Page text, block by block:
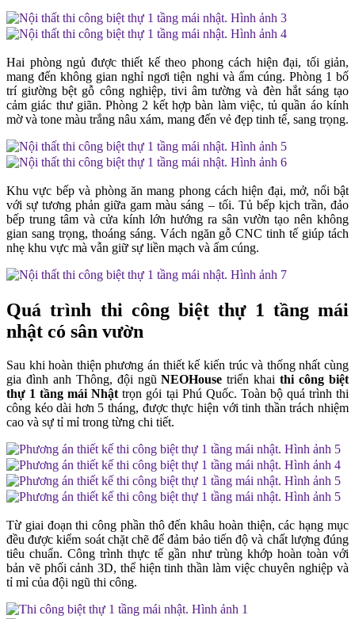
Hai phòng ngủ được thiết kế theo phong cách hiện đại, tối giản,
mang đến không gian nghỉ ngơi tiện nghi và ấm cúng. Phòng 1 bố
trí giường bệt gỗ công nghiệp, tivi âm tường và đèn hắt sáng tạo
cảm giác thư giãn. Phòng 2 kết hợp bàn làm việc, tủ quần áo kính
mờ và tone màu trắng nâu xám, mang đến vẻ đẹp tinh tế, sang trọng.
Khu vực bếp và phòng ăn mang phong cách hiện đại, mở, nổi bật
với sự tương phản giữa gam màu sáng – tối. Tủ bếp kịch trần, đảo
bếp trung tâm và cửa kính lớn hướng ra sân vườn tạo nên không
gian sang trọng, thoáng sáng. Vách ngăn gỗ CNC tinh tế giúp tách
nhẹ khu vực mà vẫn giữ sự liền mạch và ấm cúng.
Quá trình thi công biệt thự 1 tầng mái
nhật có sân vườn
Sau khi hoàn thiện phương án thiết kế kiến trúc và thống nhất cùng
gia đình anh Thông, đội ngũNEOHouse triển khaithi công biệt
thự 1 tầng mái Nhật trọn gói tại Phú Quốc. Toàn bộ quá trình thi
công kéo dài hơn 5 tháng, được thực hiện với tinh thần trách nhiệm
cao và sự tỉ mỉ trong từng chi tiết.
Từ giai đoạn thi công phần thô đến khâu hoàn thiện, các hạng mục
đều được kiểm soát chặt chẽ để đảm bảo tiến độ và chất lượng đúng
tiêu chuẩn. Công trình thực tế gần như trùng khớp hoàn toàn với
bản vẽ phối cảnh 3D, thể hiện tinh thần làm việc chuyên nghiệp và
tỉ mỉ của đội ngũ thi công.